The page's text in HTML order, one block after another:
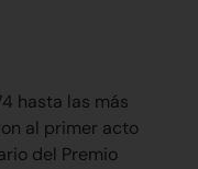
hasta las más
al primer acto
del Premio